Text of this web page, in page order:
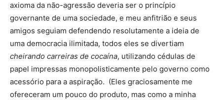
axioma da não-agressão deveria ser o princípio
governante de uma sociedade, e meu anfitrião e seus
amigos seguiam defendendo resolutamente a ideia de
uma democracia ilimitada, todos eles se divertiam
cheirando carreiras de cocaína, utilizando cédulas de
papel impressas monopolisticamente pelo governo como
acessório para a aspiração. (Eles graciosamente me
ofereceram um pouco do produto, mas como a minha